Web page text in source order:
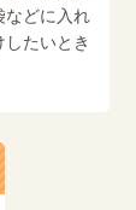
などに入れ
たいとき